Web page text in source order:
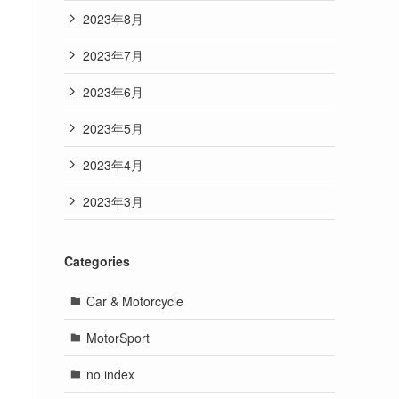
2023年8月
2023年7月
2023年6月
2023年5月
2023年4月
2023年3月
Categories
Car & Motorcycle
MotorSport
no index